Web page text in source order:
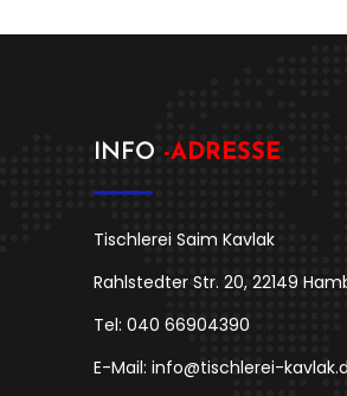
INFO -ADRESSE
Tischlerei Saim Kavlak
Rahlstedter Str. 20, 22149
Tel: 040 66904390
E-Mail: info@tischlerei-